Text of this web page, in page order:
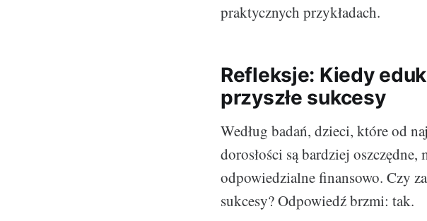
praktycznych przykładach.
Refleksje: Kiedy
przyszłe sukcesy
Według badań, dzieci, które od
dorosłości są bardziej
odpowiedzialne finansowo. Czy
sukcesy? Odpowiedź brzmi: tak.